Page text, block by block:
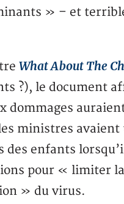
» – et
What About The
?), le document
dommages
ministres avaient
des enfants
pour « limiter la
» du virus.